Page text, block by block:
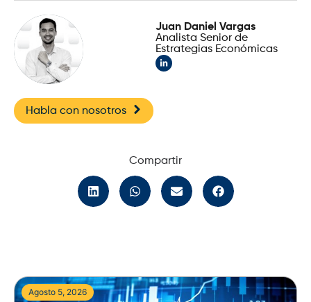
Juan Daniel Vargas
Analista Senior de
Estrategias Económicas
Habla con nosotros
Compartir
Agosto 5, 2026